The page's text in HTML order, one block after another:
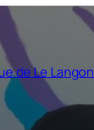
de Le Langon